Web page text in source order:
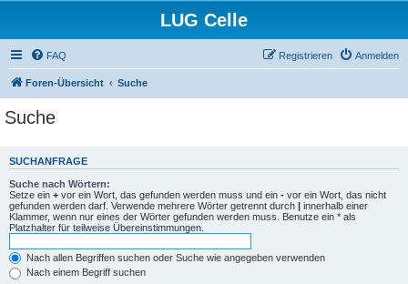
LUG Celle
FAQ Anmelden
Registrieren
Foren-Übersicht Suche
Suche
SUCHANFRAGE
Suche nach Wörtern:
Setze ein + vor ein Wort, das gefunden werden muss und ein - vor ein Wort, das nicht
gefunden werden darf. Verwende mehrere Wörter getrennt durch | innerhalb einer
Klammer, wenn nur eines der Wörter gefunden werden muss. Benutze ein * als
Platzhalter für teilweise Übereinstimmungen.
Nach allen Begriffen suchen oder Suche wie angegeben verwenden
Nach einem Begriff suchen